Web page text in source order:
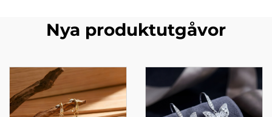
Nya produktutgåvor